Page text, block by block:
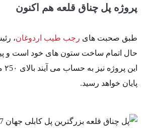
پروژه پل چناق قلعه هم اکنون
طبق صحبت های رجب طیب اردوغان
حال اتمام ساخت ستون های خود است و
پایان خواهد رسید.